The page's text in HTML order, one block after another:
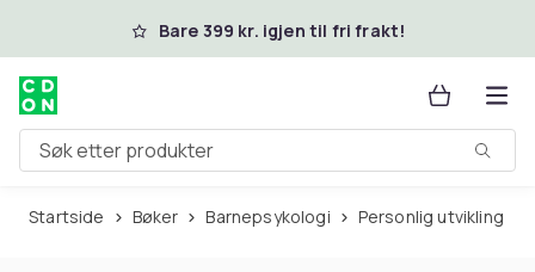
Hopp til hovedinnholdBare 399 kr. igjen til fri frakt!
Søk etter produkter
Startside Bøker Barnepsykologi Personlig utvikling